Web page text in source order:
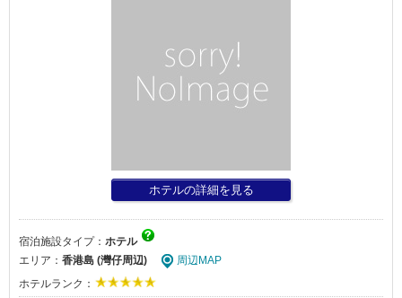
ホテルの詳細を見る
宿泊施設タイプ： ホテル
エリア： 香港島 (灣仔周辺)
周辺MAP
ホテルランク：